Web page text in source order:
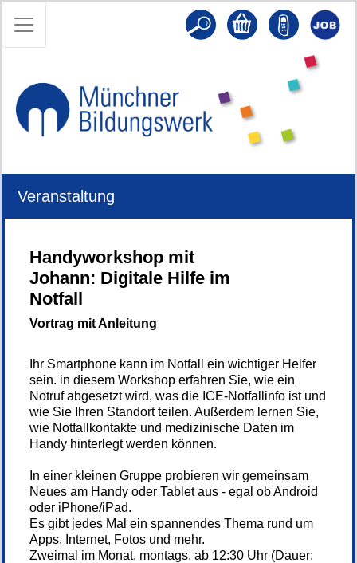
Veranstaltung
Handyworkshop mit
Johann: Digitale Hilfe im
Notfall
Vortrag mit Anleitung
Ihr Smartphone kann im Notfall ein wichtiger Helfer
sein. in diesem Workshop erfahren Sie, wie ein
Notruf abgesetzt wird, was die ICE-Notfallinfo ist und
wie Sie Ihren Standort teilen. Außerdem lernen Sie,
wie Notfallkontakte und medizinische Daten im
Handy hinterlegt werden können.
In einer kleinen Gruppe probieren wir gemeinsam
Neues am Handy oder Tablet aus - egal ob Android
oder iPhone/iPad.
Es gibt jedes Mal ein spannendes Thema rund um
Apps, Internet, Fotos und mehr.
Zweimal im Monat, montags, ab 12:30 Uhr (Dauer: